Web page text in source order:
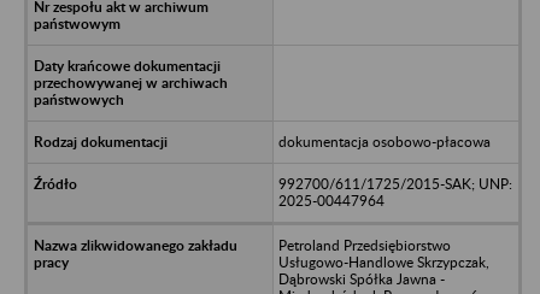
dokumentacja osobowo-płacowa
992700/611/1725/2015-SAK; UNP:
2025-00447964
Petroland Przedsiębiorstwo
Usługowo-Handlowe Skrzypczak,
Dąbrowski Spółka Jawna -